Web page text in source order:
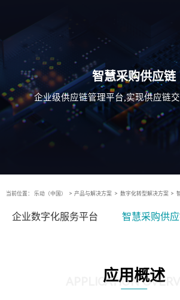
智慧采购供应链
企业级供应链管理平台,实现供应链
当前位置： 乐动（中国） > 产品与解决方案 > 数字化转型解决方案 >
企业数字化服务平台 智慧采购供
应用概述
APPLICATION